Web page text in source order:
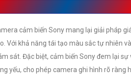
cảm biến Sony mang lại giải pháp
Với khả năng tái tạo màu sắc tự nhiên
sát. Đặc biệt, cảm biến Sony đem lại
yếu, cho phép camera ghi hình rõ ràng